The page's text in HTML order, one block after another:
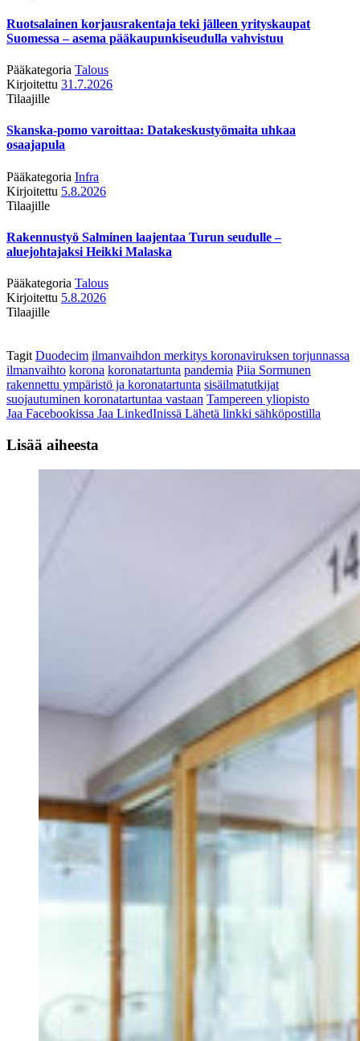
Ruotsalainen korjausrakentaja teki jälleen yrityskaupat
Suomessa – asema pääkaupunkiseudulla vahvistuu
Pääkategoria Talous
Kirjoitettu 31.7.2026
Tilaajille
Skanska-pomo varoittaa: Datakeskustyömaita uhkaa
osaajapula
Pääkategoria Infra
Kirjoitettu 5.8.2026
Tilaajille
Rakennustyö Salminen laajentaa Turun seudulle –
aluejohtajaksi Heikki Malaska
Pääkategoria Talous
Kirjoitettu 5.8.2026
Tilaajille
Tagit Duodecim ilmanvaihdon merkitys koronaviruksen torjunnassa
ilmanvaihto korona koronatartunta pandemia Piia Sormunen
rakennettu ympäristö ja koronatartunta sisäilmatutkijat
suojautuminen koronatartuntaa vastaan Tampereen yliopisto
Jaa Facebookissa Jaa LinkedInissä Lähetä linkki sähköpostilla
Lisää aiheesta